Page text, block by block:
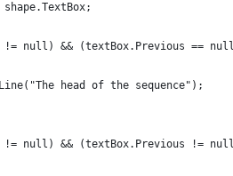
null) && (textBox.Previous ==
head of the sequence");
null) && (textBox.Previous !=